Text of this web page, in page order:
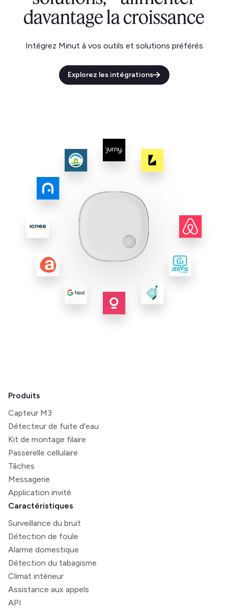
davantage la croissance
Intégrez Minut à vos outils et solutions préférés
Explorez les intégrations
Produits
Capteur M3
Détecteur de fuite d'eau
Kit de montage filaire
Passerelle cellulaire
Tâches
Messagerie
Application invité
Caractéristiques
Surveillance du bruit
Détection de foule
Alarme domestique
Détection du tabagisme
Climat intérieur
Assistance aux appels
API